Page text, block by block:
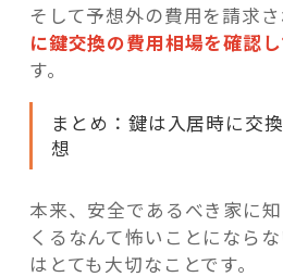
そして予想外の費用を請求さ
に鍵交換の費用相場を確認し
す。
まとめ：鍵は入居時に交
想
本来、安全であるべき家に
くるなんて怖いことになら
はとても大切なことです。